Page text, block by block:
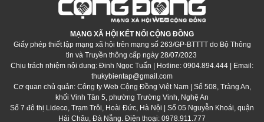
MẠNG XÃ HỘI KẾT NỐI CỘNG ĐỒNG
Giấy phép thiết lập mạng xã hội trên mạng số 263/GP-BTTTT do Bộ Thông
tin và Truyền thông cấp ngày 28/07/2023
Chịu trách nhiệm nội dung: Đinh Ngọc Tuấn | Hotline: 0904.894.444 | Email:
thukybientap@gmail.com
Cơ quan chủ quản: Công ty Web Cộng Đồng Việt Nam | Số 508, Tràng An,
khối Vinh Tân 5, phường Trường Vinh, Nghệ An
Số 7 đô thị Lideco, Trạm Trôi, Hoài Đức, Hà Nội | Số 05 Nguyễn Khoái, quận
Hải Châu, Đà Nẵng. Điện thoại: 0978.911.777